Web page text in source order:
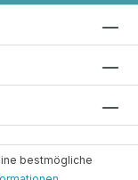
bestmögliche